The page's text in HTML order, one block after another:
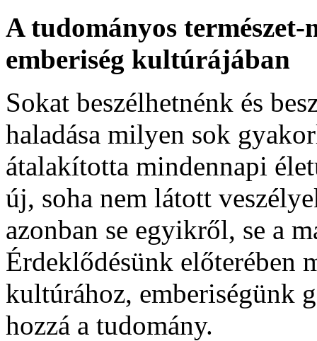
A tudományos természet-
emberiség kultúrájában
Sokat beszélhetnénk és
haladása milyen sok
átalakította mindennapi
új, soha nem látott
azonban se egyikről, se a
Érdeklődésünk előterében
kultúrához, emberiségünk
hozzá a tudomány.